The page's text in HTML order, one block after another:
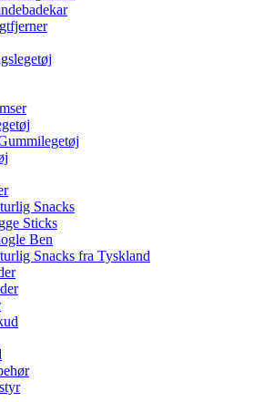
Snacks
Sticks
Ben
Snacks fra Tyskland